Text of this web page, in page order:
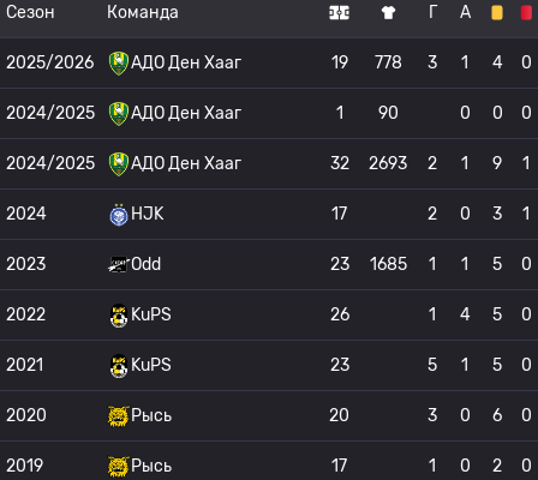
Сезон Команда Г А
2025/2026 АДО Ден Хааг 19 778 3 1 4 0
2024/2025 АДО Ден Хааг 1 90 0 0 0
2024/2025 АДО Ден Хааг 32 2693 2 1 9 1
2024 HJK 17 2 0 3 1
2023 Odd 23 1685 1 1 5 0
2022 KuPS 26 1 4 5 0
2021 KuPS 23 5 1 5 0
2020 Рысь 20 3 0 6 0
2019 Рысь 17 1 0 2 0